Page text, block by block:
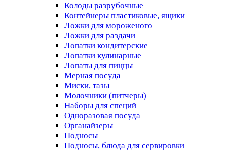
Колоды разрубочные
Контейнеры пластиковые, ящики
Ложки для мороженого
Ложки для раздачи
Лопатки кондитерские
Лопатки кулинарные
Лопаты для пиццы
Мерная посуда
Миски, тазы
Молочники (питчеры)
Наборы для специй
Одноразовая посуда
Органайзеры
Подносы
Подносы, блюда для сервировки